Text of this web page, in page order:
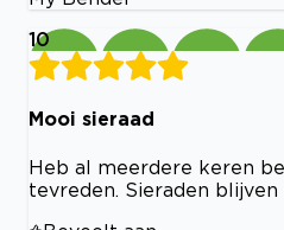
10
Mooi sieraad
Heb al meerdere keren
tevreden. Sieraden blijven